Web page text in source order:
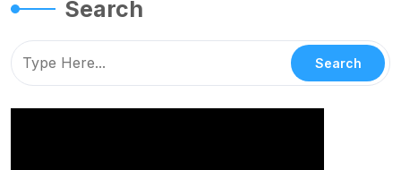
Search